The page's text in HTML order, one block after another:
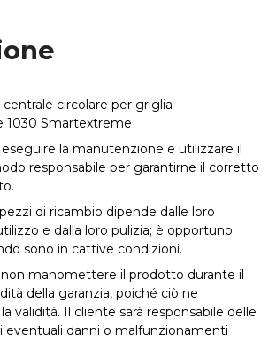
circolare per griglia
1030 Smartextreme
la manutenzione e utilizzare il
responsabile per garantirne il corretto
di ricambio dipende dalle loro
e dalla loro pulizia; è opportuno
sono in cattive condizioni.
non manomettere il prodotto durante il
della garanzia, poiché ciò ne
validità. Il cliente sarà responsabile delle
eventuali danni o malfunzionamenti